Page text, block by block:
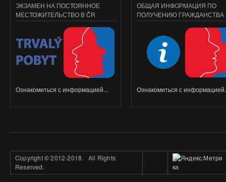
ЭКЗАМЕН НА ПОСТОЯННОЕ
МЕСТОЖИТЕЛЬСТВО В ČR
Ознакомиться с информацией...
ОБЩАЯ ИНФОРМАЦИЯ ПО
ПОЛУЧЕНИЮ ГРАЖДАНСТВА
Ознакомиться с
Copyright©2012-2018. All Rights
Reserved.